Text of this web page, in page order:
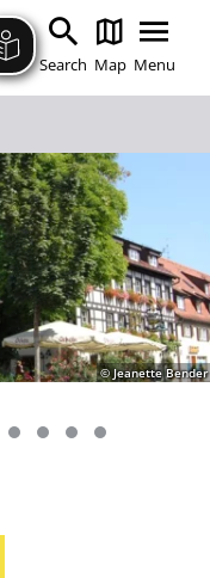
springen
springen
springen
Search Map Menu
© Jeanette Bender